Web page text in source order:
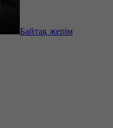
Байтақ жерім